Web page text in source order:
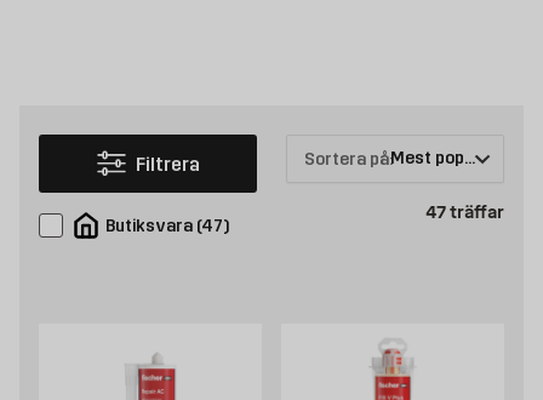
Filtrera
Butiksvara (47)
Sortera på:
47träffar